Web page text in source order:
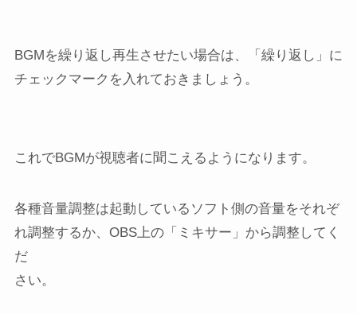
BGMを繰り返し再生させたい場合は、「繰り返し」に
チェックマークを入れておきましょう。
これでBGMが視聴者に聞こえるようになります。
各種音量調整は起動しているソフト側の音量をそれぞ
れ調整するか、OBS上の「ミキサー」から調整してく
だ
さい。